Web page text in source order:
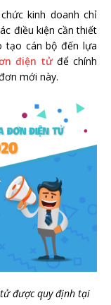
kinh doanh chỉ
điều kiện cần thiết
tạo cán bộ đến lựa
điện tửđể chính
mới này.
được quy định tại